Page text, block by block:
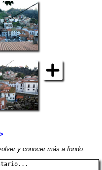
y conocer más a fondo.